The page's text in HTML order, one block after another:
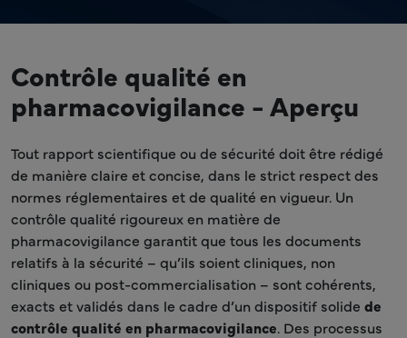
Contrôle qualité en
pharmacovigilance - Aperçu
Tout rapport scientifique ou de sécurité doit être rédigé
de manière claire et concise, dans le strict respect des
normes réglementaires et de qualité en vigueur. Un
contrôle qualité rigoureux en matière de
pharmacovigilance garantit que tous les documents
relatifs à la sécurité – qu’ils soient cliniques, non
cliniques ou post-commercialisation – sont cohérents,
exacts et validés dans le cadre d’un dispositif solide de
contrôle qualité en pharmacovigilance. Des processus